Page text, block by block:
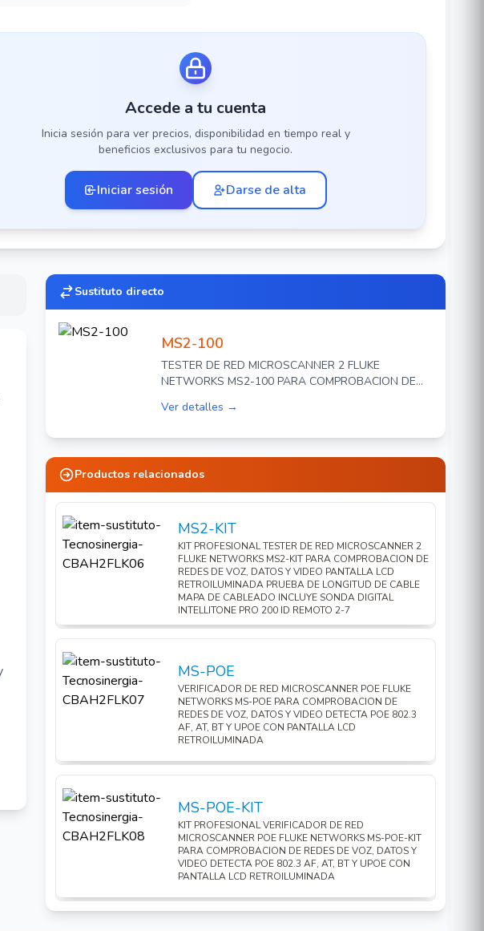
Accede a tu cuenta
Inicia sesión para ver precios, disponibilidad en tiempo real y
beneficios exclusivos para tu negocio.
Iniciar sesión Darse de alta
Sustituto directo
MS2-100
TESTER DE RED MICROSCANNER 2 FLUKE
NETWORKS MS2-100 PARA COMPROBACION DE
RETROILUMINADA PRUEBA DE LONGITUD DE
Ver detalles →
Productos relacionados
MS2-KIT
KIT PROFESIONAL TESTER DE RED MICROSCANNER 2
FLUKE NETWORKS MS2-KIT PARA COMPROBACION DE
REDES DE VOZ, DATOS Y VIDEO PANTALLA LCD
RETROILUMINADA PRUEBA DE LONGITUD DE CABLE
MAPA DE CABLEADO INCLUYE SONDA DIGITAL
INTELLITONE PRO 200 ID REMOTO 2-7
MS-POE
VERIFICADOR DE RED MICROSCANNER POE FLUKE
NETWORKS MS-POE PARA COMPROBACION DE
REDES DE VOZ, DATOS Y VIDEO DETECTA POE 802.3
AF, AT, BT Y UPOE CON PANTALLA LCD
RETROILUMINADA
MS-POE-KIT
KIT PROFESIONAL VERIFICADOR DE RED
MICROSCANNER POE FLUKE NETWORKS MS-POE-KIT
PARA COMPROBACION DE REDES DE VOZ, DATOS Y
VIDEO DETECTA POE 802.3 AF, AT, BT Y UPOE CON
PANTALLA LCD RETROILUMINADA